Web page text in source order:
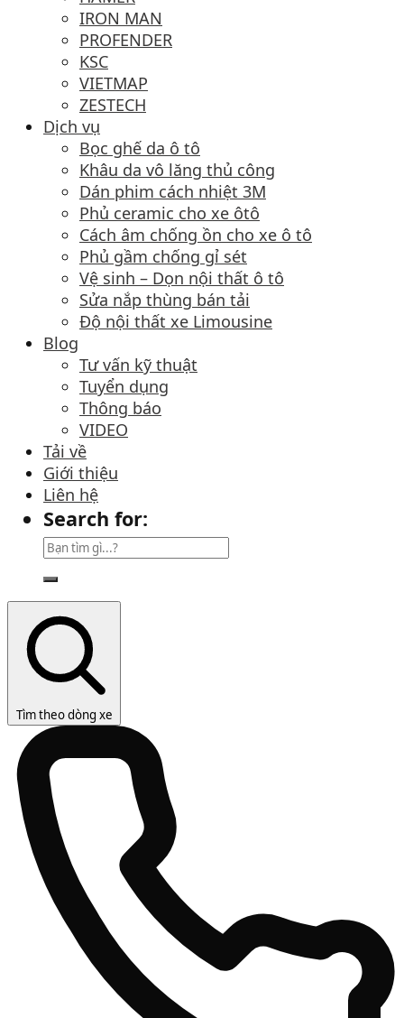
IRON MAN
PROFENDER
KSC
VIETMAP
ZESTECH
Dịch vụ
Bọc ghế da ô tô
Khâu da vô lăng thủ công
Dán phim cách nhiệt 3M
Phủ ceramic cho xe ôtô
Cách âm chống ồn cho xe ô tô
Phủ gầm chống gỉ sét
Vệ sinh – Dọn nội thất ô tô
Sửa nắp thùng bán tải
Độ nội thất xe Limousine
Blog
Tư vấn kỹ thuật
Tuyển dụng
Thông báo
VIDEO
Tải về
Giới thiệu
Liên hệ
Search for:
Tìm theo dòng xe